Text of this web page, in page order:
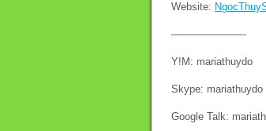
Website:
———————-
Y!M: mariathuydo
Skype: mariathuydo
Google Talk: